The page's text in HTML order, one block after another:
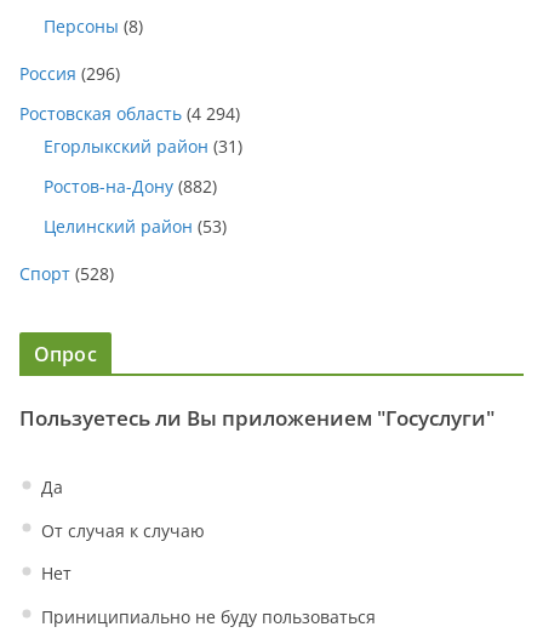
Персоны (8)
Россия (296)
Ростовская область (4 294)
Егорлыкский район (31)
Ростов-на-Дону (882)
Целинский район (53)
Спорт (528)
Опрос
Пользуетесь ли Вы приложением "Госуслуги"
Да
От случая к случаю
Нет
Приниципиально не буду пользоваться